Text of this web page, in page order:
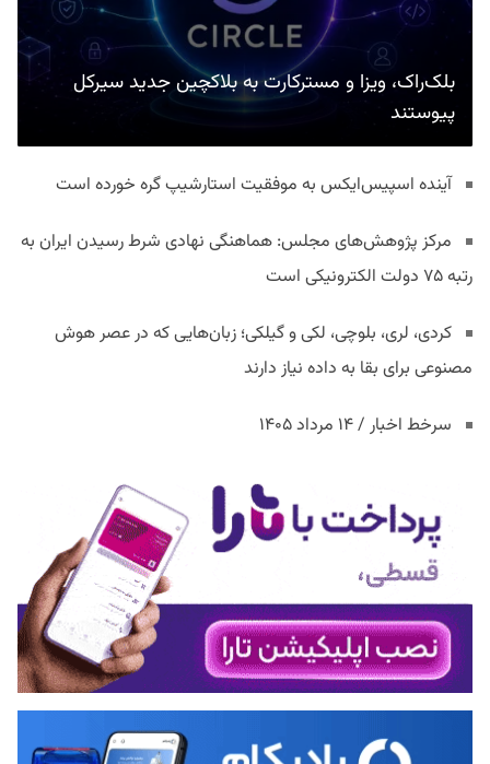
بلک‌راک، ویزا و مسترکارت به بلاکچین جدید سیرکل
پیوستند
آینده اسپیس‌ایکس به موفقیت استارشیپ گره خورده است
مرکز پژوهش‌های مجلس: هماهنگی نهادی شرط رسیدن ایران به
رتبه ۷۵ دولت الکترونیکی است
کردی، لری، بلوچی، لکی و گیلکی؛ زبان‌هایی که در عصر هوش
مصنوعی برای بقا به داده نیاز دارند
سرخط اخبار / ۱۴ مرداد ۱۴۰۵